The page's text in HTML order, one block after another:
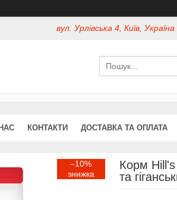
вул. Урлівська 4, Київ, Україна
КОНТАКТИ ДОСТАВКА ТА ОПЛАТА
–10%
Корм
та